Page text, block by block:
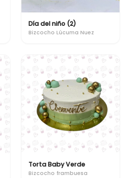
Día del niño (2)
Bizcocho Lúcuma Nuez
Torta Baby Verde
Bizcocho frambuesa